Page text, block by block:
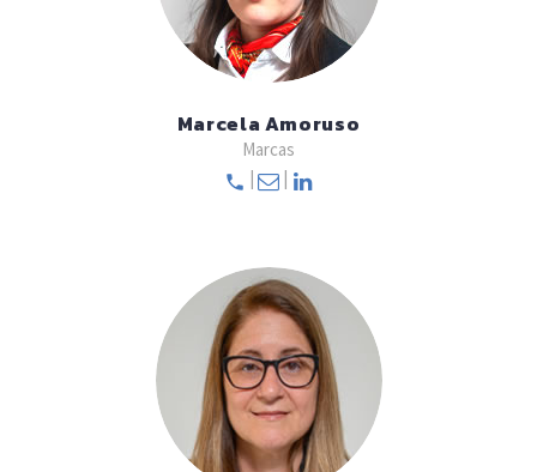
Marcela Amoruso
Marcas